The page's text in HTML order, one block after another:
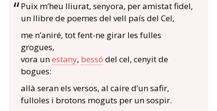
Puix m’heu lliurat, senyora, per amistat fidel,
un llibre de poemes del vell país del Cel,
me n’aniré, tot fent-ne girar les fulles
grogues,
vora unestany, bessó del cel, cenyit de
bogues:
allà seran els versos, al caire d’un safir,
fulloles i brotons moguts per un sospir.